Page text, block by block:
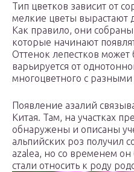
Тип цветков зависит от
мелкие цветы вырастают
Как правило, они
которые начинают
Оттенок лепестков
варьируется от
многоцветного с разными
Появление азалий
Китая. Там, на участках
обнаружены и описаны
альпийских роз получил
azalea, но со временем
стали относить к роду